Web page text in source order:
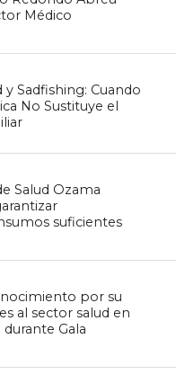
Médico
y Sadfishing: Cuando
No Sustituye el
Salud Ozama
suficientes
por su
al sector salud en
Gala